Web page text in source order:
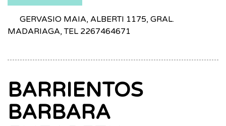
GERVASIO MAIA, ALBERTI 1175, GRAL.
MADARIAGA, TEL 2267464671
BARRIENTOS
BARBARA